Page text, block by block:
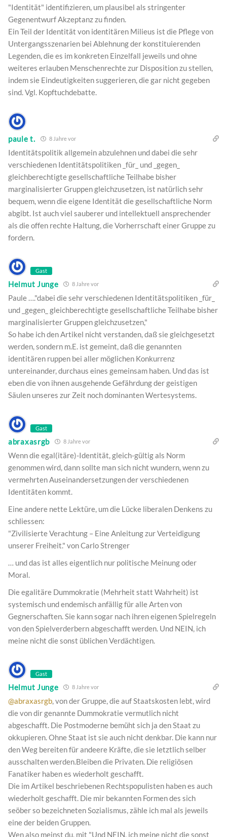
"Identität" identifizieren, um plausibel als stringenter
Gegenentwurf Akzeptanz zu finden.
Ein Teil der Identität von identitären Milieus ist die Pflege von
Untergangsszenarien bei Ablehnung der konstituierenden
Legenden, die es im konkreten Einzelfall jeweils und ohne
weiteres erlauben Menschenrechte zur Disposition zu stellen,
indem sie Eindeutigkeiten suggerieren, die gar nicht gegeben
sind. Vgl. Kopftuchdebatte.
paule t. 8 Jahre vor
Identitätspolitik allgemein abzulehnen und dabei die sehr
verschiedenen Identitätspolitiken _für_ und _gegen_
gleichberechtigte gesellschaftliche Teilhabe bisher
marginalisierter Gruppen gleichzusetzen, ist natürlich sehr
bequem, wenn die eigene Identität die gesellschaftliche Norm
abgibt. Ist auch viel sauberer und intellektuell ansprechender
als die offen rechte Haltung, die Vorherrschaft einer Gruppe zu
fordern.
Gast
Helmut Junge 8 Jahre vor
Paule …."dabei die sehr verschiedenen Identitätspolitiken _für_
und _gegen_ gleichberechtigte gesellschaftliche Teilhabe bisher
marginalisierter Gruppen gleichzusetzen,"
So habe ich den Artikel nicht verstanden, daß sie gleichgesetzt
werden, sondern m.E. ist gemeint, daß die genannten
identitären ruppen bei aller möglichen Konkurrenz
untereinander, durchaus eines gemeinsam haben. Und das ist
eben die von ihnen ausgehende Gefährdung der geistigen
Säulen unseres zur Zeit noch dominanten Wertesystems.
Gast
abraxasrgb 8 Jahre vor
Wenn die egal(itäre)-Identität, gleich-gültig als Norm
genommen wird, dann sollte man sich nicht wundern, wenn zu
vermehrten Auseinandersetzungen der verschiedenen
Identitäten kommt.
Eine andere nette Lektüre, um die Lücke liberalen Denkens zu
schliessen:
"Zivilisierte Verachtung – Eine Anleitung zur Verteidigung
unserer Freiheit." von Carlo Strenger
… und das ist alles eigentlich nur politische Meinung oder
Moral.
Die egalitäre Dummokratie (Mehrheit statt Wahrheit) ist
systemisch und endemisch anfällig für alle Arten von
Gegnerschaften. Sie kann sogar nach ihren eigenen Spielregeln
von den Spielverderbern abgeschafft werden. Und NEIN, ich
meine nicht die sonst üblichen Verdächtigen.
Gast
Helmut Junge 8 Jahre vor
@abraxasrgb, von der Gruppe, die auf Staatskosten lebt, wird
die von dir genannte Dummokratie vermutlich nicht
abgeschafft. Die Postmoderne bemüht sich ja den Staat zu
okkupieren. Ohne Staat ist sie auch nicht denkbar. Die kann nur
den Weg bereiten für andeere Kräfte, die sie letztlich selber
ausschalten werden.Bleiben die Privaten. Die religiösen
Fanatiker haben es wiederholt geschafft.
Die im Artikel beschriebenen Rechtspopulisten haben es auch
wiederholt geschafft. Die mir bekannten Formen des sich
seöber so bezeichneten Sozialismus, zähle ich mal als jeweils
eine der beiden Gruppen.
Wen also meinst du, mit "Und NEIN, ich meine nicht die sonst